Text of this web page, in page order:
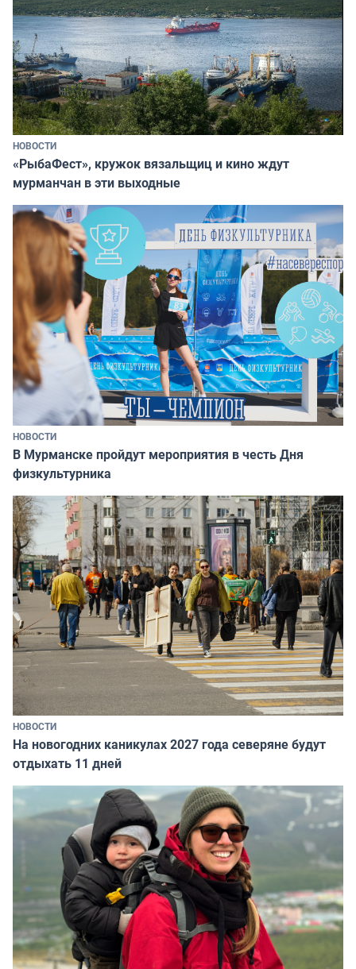
НОВОСТИ
«РыбаФест», кружок вязальщиц и кино ждут
мурманчан в эти выходные
НОВОСТИ
В Мурманске пройдут мероприятия в честь Дня
физкультурника
НОВОСТИ
На новогодних каникулах 2027 года северяне будут
отдыхать 11 дней